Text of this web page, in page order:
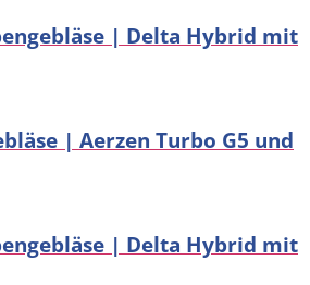
| Delta Hybrid mit
| Aerzen Turbo G5 und
| Delta Hybrid mit